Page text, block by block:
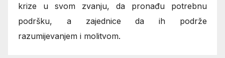
krize u svom zvanju, da pronađu potrebnu
podršku, a zajednice da ih podrže
razumijevanjem i molitvom.